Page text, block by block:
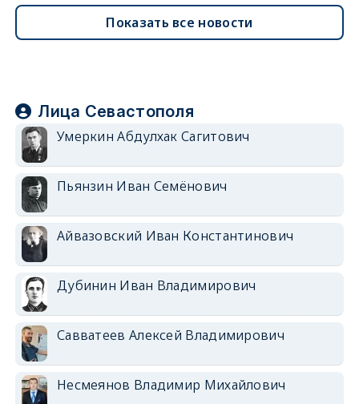
Показать все новости
Лица Севастополя
Умеркин Абдулхак Сагитович
Пьянзин Иван Семёнович
Айвазовский Иван Константинович
Дубинин Иван Владимирович
Савватеев Алексей Владимирович
Несмеянов Владимир Михайлович